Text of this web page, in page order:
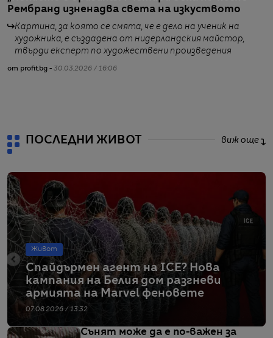
Рембранд изненадва света на изкуството
Картина, за която се смята, че е дело на ученик на
художника, е създадена от нидерландския майстор,
твърди експерт по художествени произведения
от profit.bg - 30.03.2026 / 16:06
ПОСЛЕДНИ ЖИВОТ виж още
Живот
Спайдърмен агент на ICE? Нова
кампания на Белия дом разгневи
армията на Marvel феновете
07.08.2026 / 13:32
Сънят може да е по-важен за